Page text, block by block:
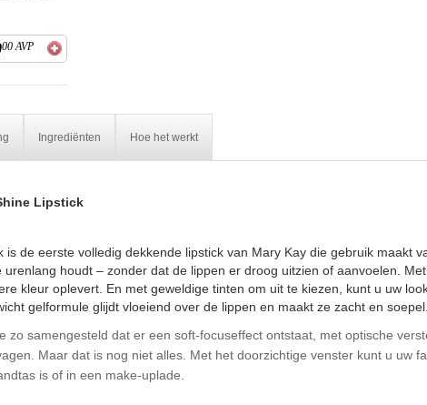
00 AVP
Ingrediënten Hoe het werkt
Lipstick
is de eerste volledig dekkende lipstick van Mary Kay die gebruik maakt
urenlang houdt – zonder dat de lippen er droog uitzien of aanvoelen.
kleur oplevert. En met geweldige tinten om uit te kiezen, kunt u uw
gelformule glijdt vloeiend over de lippen en maakt ze zacht en soepel.
zo samengesteld dat er een soft-focuseffect ontstaat, met optische
Maar dat is nog niet alles. Met het doorzichtige venster kunt u uw
is of in een make-uplade.